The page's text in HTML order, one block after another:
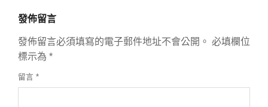
發佈留言
發佈留言必須填寫的電子郵件地址不會公開。 必填欄位
標示為 *
留言 *